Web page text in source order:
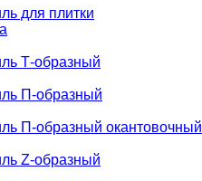
для плитки
Т-образный
П-образный
П-образный окантовочный
Z-образный